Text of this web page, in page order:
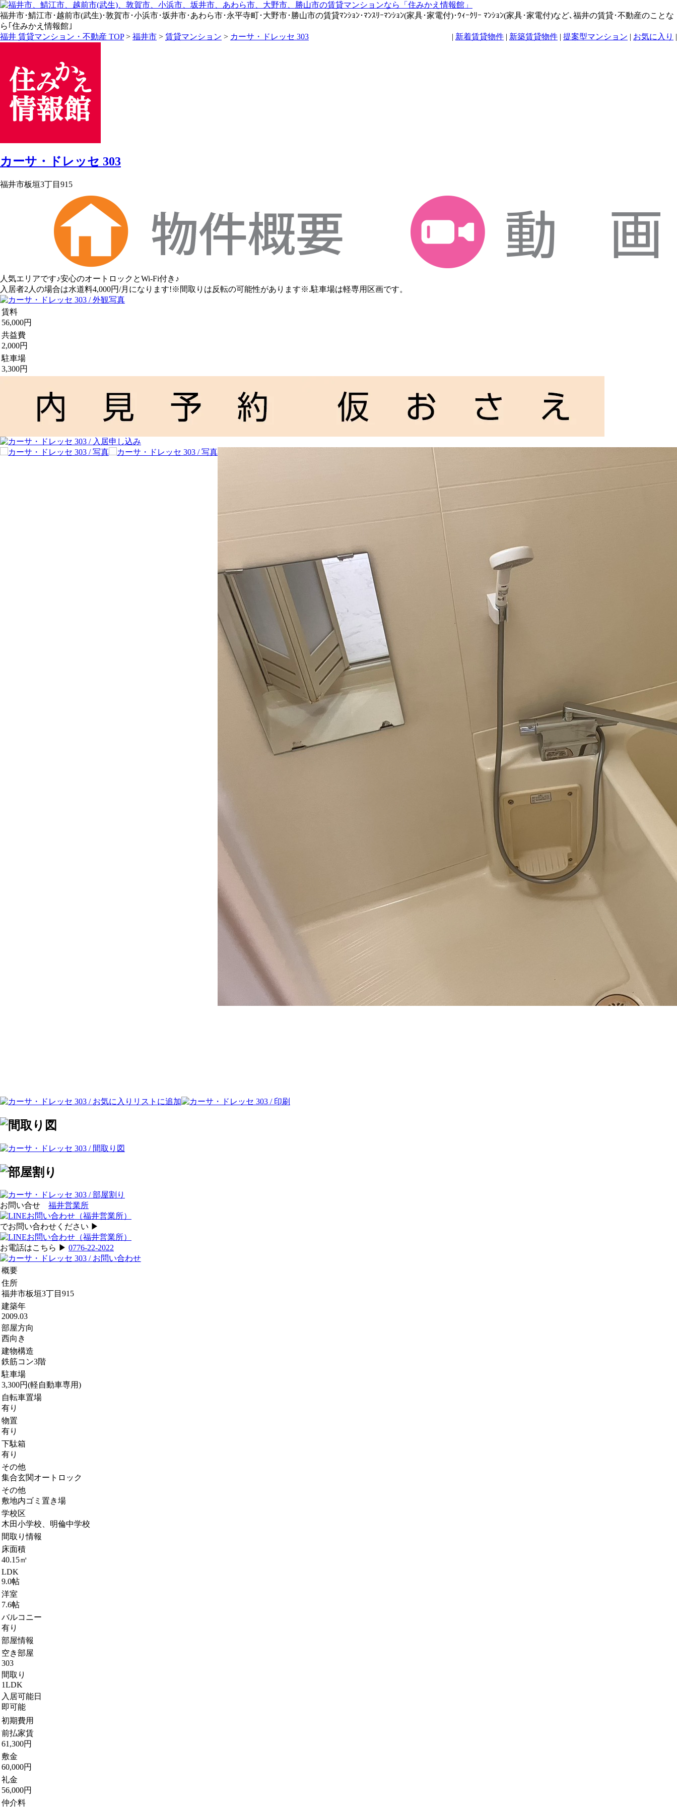
福井市･鯖江市･越前市(武生)･敦賀市･小浜市･坂井市･あわら市･永平寺町･大野市･勝山市の賃貸ﾏﾝｼｮﾝ･ﾏﾝｽﾘｰﾏﾝｼｮﾝ(家具･家電付)･ｳｨｰｸﾘｰ ﾏﾝｼｮﾝ(家具･家電付)など､福井の賃貸･不動産のことな
ら｢住みかえ情報館｣
| 新着賃貸物件 | 新築賃貸物件 | 提案型マンション | お気に入り |
福井 賃貸マンション・不動産 TOP> 福井市 > 賃貸マンション > カーサ・ドレッセ 303
カーサ・ドレッセ 303
福井市板垣3丁目915
人気エリアです♪安心のオートロックとWi-Fi付き♪
入居者2人の場合は水道料4,000円/月になります!※間取りは反転の可能性があります※.駐車場は軽専用区画です。
賃料
56,000円
共益費
2,000円
駐車場
3,300円
お問い合せ 福井営業所
でお問い合わせください ▶︎
お電話はこちら ▶︎ 0776-22-2022
概要
住所
福井市板垣3丁目915
建築年
2009.03
部屋方向
西向き
建物構造
鉄筋コン3階
駐車場
3,300円(軽自動車専用)
自転車置場
有り
物置
有り
下駄箱
有り
その他
集合玄関オートロック
その他
敷地内ゴミ置き場
学校区
木田小学校、明倫中学校
間取り情報
床面積
40.15㎡
LDK
9.0帖
洋室
7.6帖
バルコニー
有り
部屋情報
空き部屋
303
間取り
1LDK
入居可能日
即可能
初期費用
前払家賃
61,300円
敷金
60,000円
礼金
56,000円
仲介料